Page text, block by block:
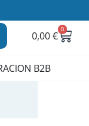
0,00€
0
B2B